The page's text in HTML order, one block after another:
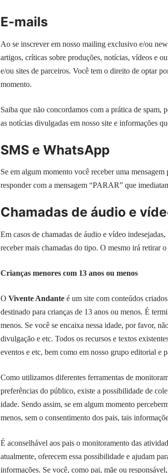
E-mails
Ao se inscrever em nosso mailing exclusivo e/ou
artigos, críticas sobre produções, notícias, vídeos e
e/ou sites de parceiros. Você tem o direito de optar
momento.
Saiba que não concordamos com a prática de spam,
as notícias divulgadas em nosso site e informações
SMS e WhatsApp
Se em algum momento você receber uma
responder com a mensagem “PARAR” que
Chamadas de áudio e
Em casos de chamadas de áudio e vídeo
receber mais chamadas do tipo. O mesmo irá retirar
Crianças menores com 13 anos ou menos
O Vivente Andante é um site com conteúdos
destinado para crianças de 13 anos ou menos. É
menos. Se você se encaixa nessa idade, por favor,
divulgação e etc. Todos os recursos e textos
eventos e etc, bem como em nosso grupo editorial e
Como utilizamos diferentes ferramentas de
preferências do público, existe a possibilidade de
idade. Sendo assim, se em algum momento
menos, sem o consentimento dos pais, tais
É aconselhável aos pais o monitoramento das
atualmente, oferecem essa possibilidade e ajudam
informações. Se você, como pai, mãe ou